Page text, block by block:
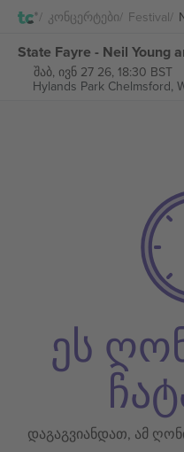
Კონცერტები Festival
შაბ, ივნ 27 26, 18:30 BST
Hylands Park Chelmsford,
ეს
დაგაგვიანდათ, ამ